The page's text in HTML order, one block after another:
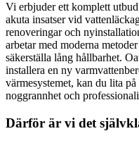
Vi erbjuder ett komplett
akuta insatser vid
renoveringar och
arbetar med moderna
säkerställa lång hållbarhet.
installera en ny
värmesystemet, kan du lita
noggrannhet och
Därför är vi det